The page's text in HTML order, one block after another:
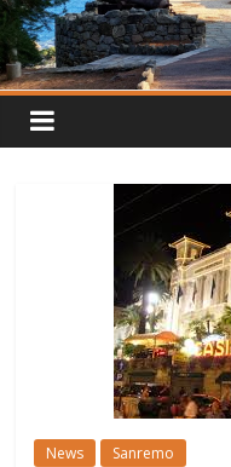
News Sanremo